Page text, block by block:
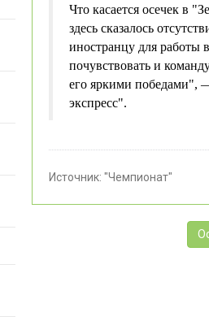
Что касается осечек в
здесь сказалось
иностранцу для работы
почувствовать и
его яркими победами",
экспресс".
Источник: "Чемпионат"